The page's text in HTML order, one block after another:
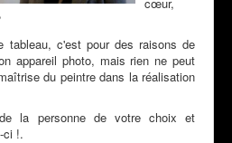
tableau, c'est pour des raisons de
appareil photo, mais rien ne peut
du peintre dans la réalisation
la personne de votre choix et
ci !.